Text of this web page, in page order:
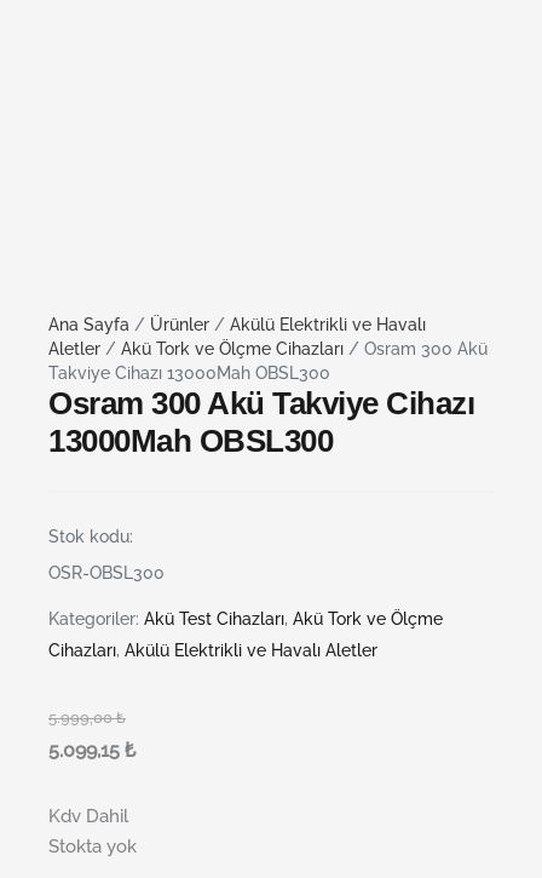
Ana Sayfa / Ürünler / Akülü Elektrikli ve Havalı
Aletler / Akü Tork ve Ölçme Cihazları / Osram 300 Akü
Takviye Cihazı 13000Mah OBSL300
Osram 300 Akü Takviye Cihazı
13000Mah OBSL300
Stok kodu:
OSR-OBSL300
Kategoriler: Akü Test Cihazları, Akü Tork ve Ölçme
Cihazları, Akülü Elektrikli ve Havalı Aletler
5.999,00₺
5.099,15 ₺
Kdv Dahil
Stokta yok